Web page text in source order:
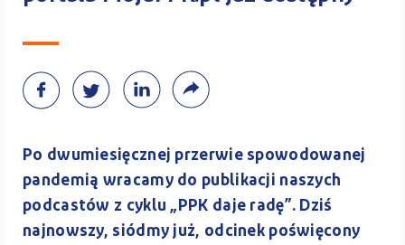
A
Po dwumiesięcznej przerwie spowodowanej
pandemią wracamy do publikacji naszych
podcastów z cyklu „PPK daje radę”. Dziś
najnowszy, siódmy już, odcinek poświęcony